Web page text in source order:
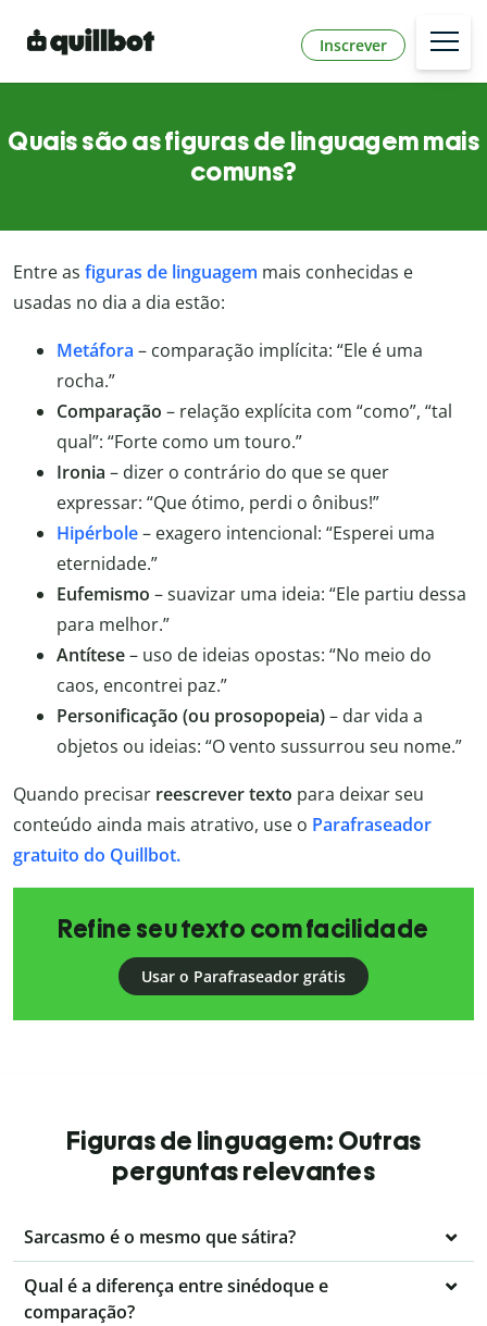
Inscrever
Quais são as figuras de linguagem mais
comuns?
Entre as figuras de linguagem mais conhecidas e
usadas no dia a dia estão:
Metáfora – comparação implícita: “Ele é uma
rocha.”
Comparação – relação explícita com “como”, “tal
qual”: “Forte como um touro.”
Ironia – dizer o contrário do que se quer
expressar: “Que ótimo, perdi o ônibus!”
Hipérbole– exagero intencional: “Esperei uma
eternidade.”
Eufemismo – suavizar uma ideia: “Ele partiu dessa
para melhor.”
Antítese– uso de ideias opostas: “No meio do
caos, encontrei paz.”
Personificação (ou prosopopeia)– dar vida a
objetos ou ideias: “O vento sussurrou seu nome.”
Quando precisar reescrever texto para deixar seu
conteúdo ainda mais atrativo, use o Parafraseador
gratuito do Quillbot.
Refine seu texto com facilidade
Usar o Parafraseador grátis
Figuras de linguagem: Outras
perguntas relevantes
Sarcasmo é o mesmo que sátira?
Qual é a diferença entre sinédoque e
comparação?